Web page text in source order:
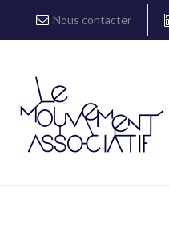
Nous contacter